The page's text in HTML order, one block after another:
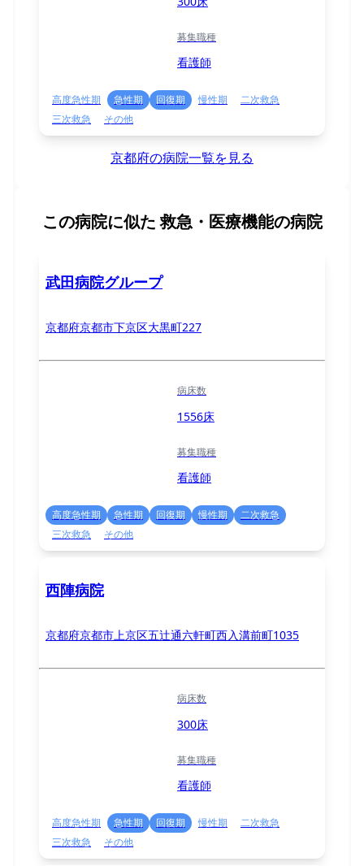
募集職種
看護師
高度急性期 急性期 回復期 慢性期
二次救急
三次救急
その他
京都府の病院一覧を見る
この病院に似た 救急・医療機能の病院
武田病院グループ
京都府京都市下京区大黒町227
病床数
1556床
募集職種
看護師
高度急性期 急性期 回復期 慢性期
二次救急
三次救急
その他
西陣病院
京都府京都市上京区五辻通六軒町西入溝前町1035
病床数
300床
募集職種
看護師
高度急性期 急性期 回復期 慢性期
二次救急
三次救急
その他